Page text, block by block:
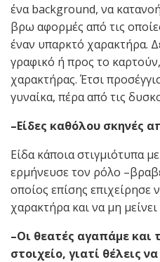
ένα background, να
βρω αφορμές από τις
έναν υπαρκτό χαρακτήρα.
γραφικό ή προς το
χαρακτήρας. Έτσι
γυναίκα, πέρα από τις
–Είδες καθόλου σκηνές
Είδα κάποια στιγμιότυπα
ερμήνευσε τον ρόλο
οποίος επίσης επιχείρησε
χαρακτήρα και να μη
–Οι θεατές αγαπάμε και
στοιχείο, γιατί θέλεις